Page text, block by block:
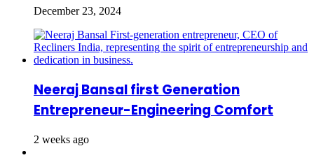
December 23, 2024
Neeraj Bansal first Generation
Entrepreneur-Engineering Comfort
2 weeks ago